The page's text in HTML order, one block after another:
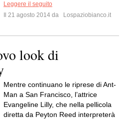
Leggere il seguito
Il 21 agosto 2014 da
Lospaziobianco.it
look di
Mentre continuano le riprese di Ant-
Man a San Francisco, l’attrice
Evangeline Lilly, che nella pellicola
diretta da Peyton Reed interpreterà